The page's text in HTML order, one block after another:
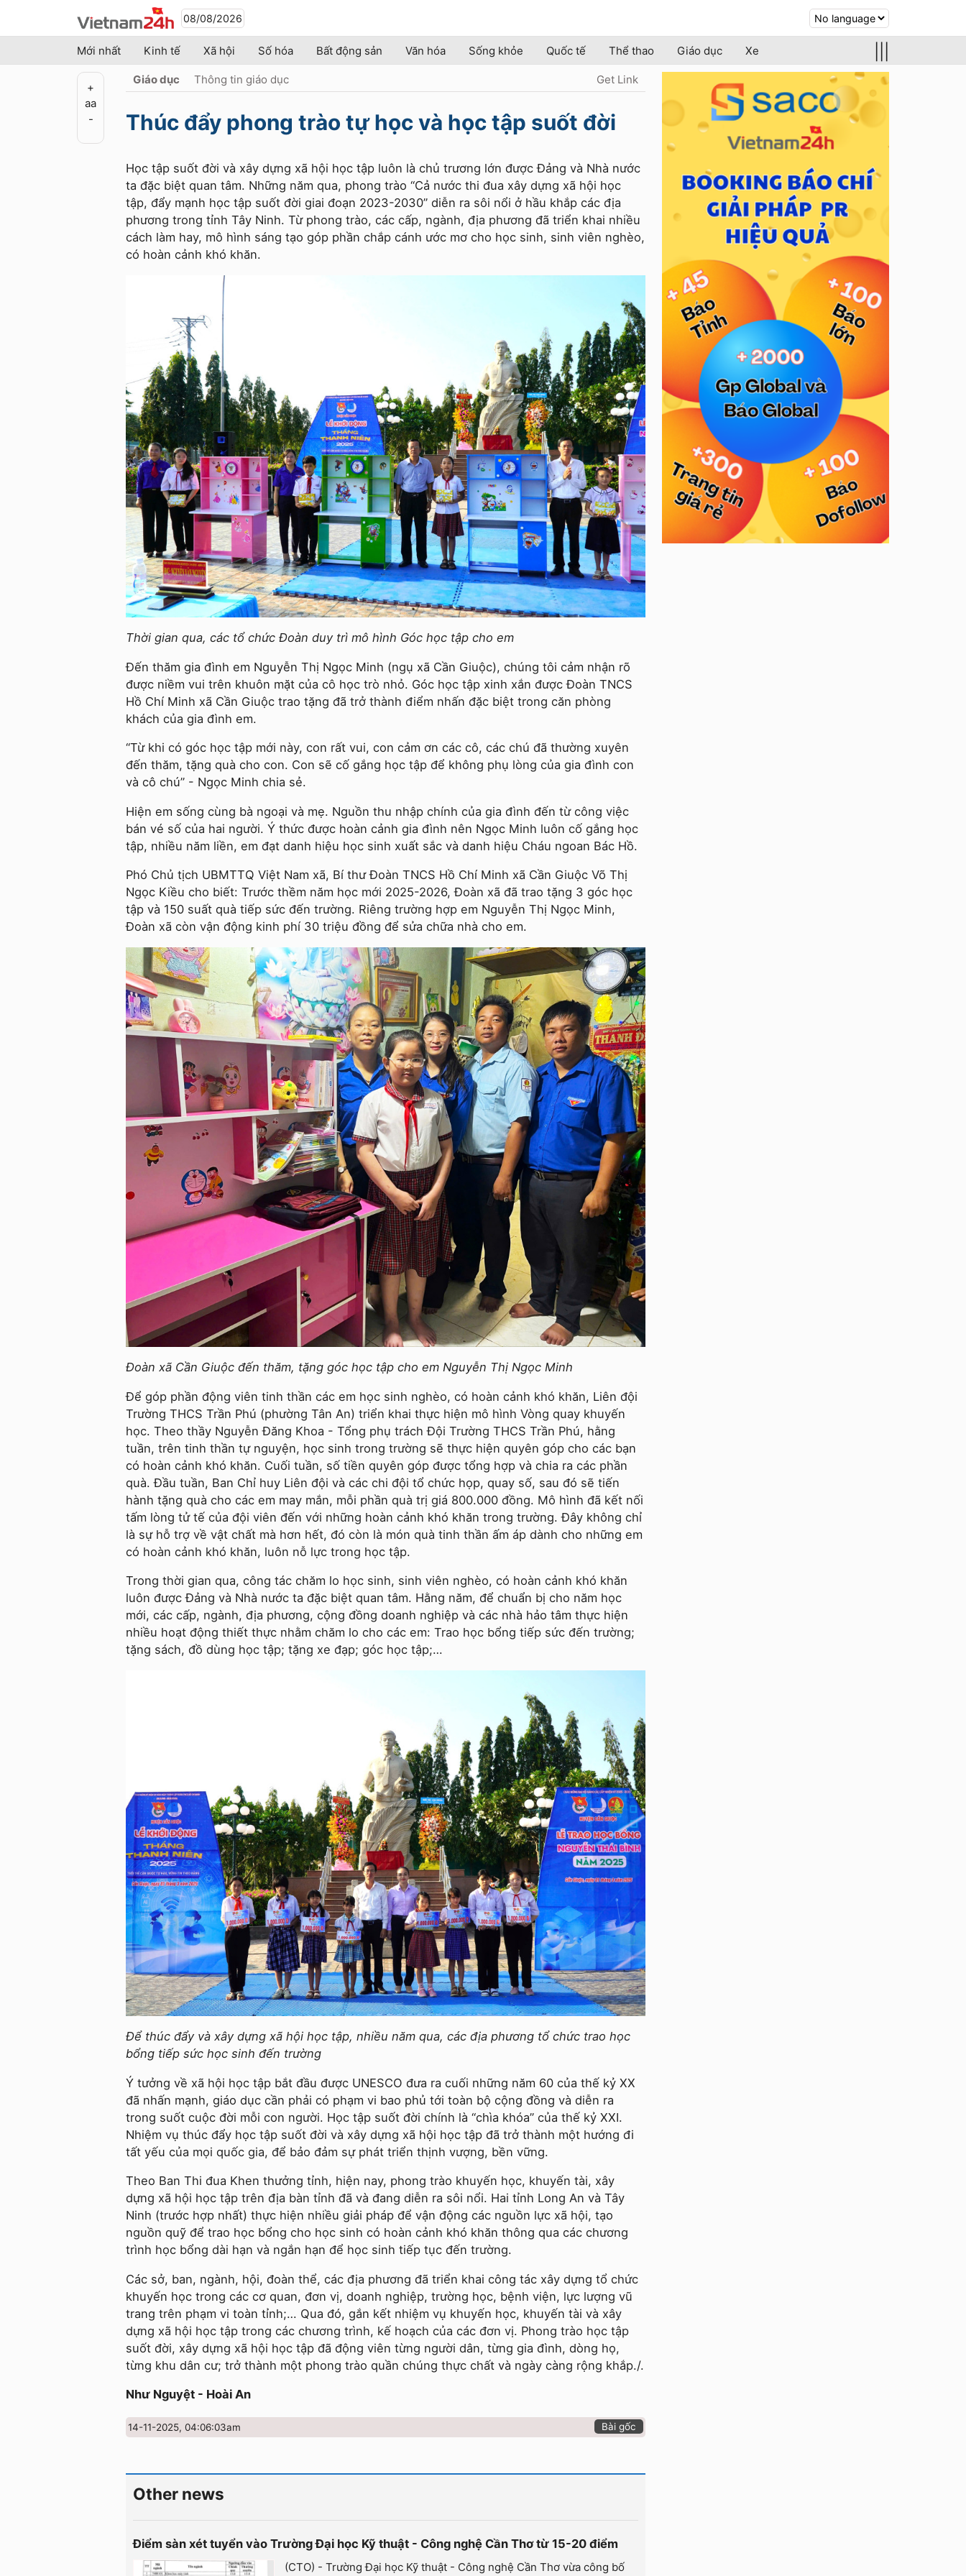
08/08/2026
Mới nhất Kinh tế Xã hội Số hóa Bất động sản Văn hóa Sống khỏe Quốc tế Thể thao Giáo dục Xe
+
aa
-
Giáo dục Thông tin giáo dục Get Link
Thúc đẩy phong trào tự học và học tập suốt đời
Học tập suốt đời và xây dựng xã hội học tập luôn là chủ trương lớn được Đảng và Nhà nước
ta đặc biệt quan tâm. Những năm qua, phong trào “Cả nước thi đua xây dựng xã hội học
tập, đẩy mạnh học tập suốt đời giai đoạn 2023-2030” diễn ra sôi nổi ở hầu khắp các địa
phương trong tỉnh Tây Ninh. Từ phong trào, các cấp, ngành, địa phương đã triển khai nhiều
cách làm hay, mô hình sáng tạo góp phần chắp cánh ước mơ cho học sinh, sinh viên nghèo,
có hoàn cảnh khó khăn.
Thời gian qua, các tổ chức Đoàn duy trì mô hình Góc học tập cho em
Đến thăm gia đình em Nguyễn Thị Ngọc Minh (ngụ xã Cần Giuộc), chúng tôi cảm nhận rõ
được niềm vui trên khuôn mặt của cô học trò nhỏ. Góc học tập xinh xắn được Đoàn TNCS
Hồ Chí Minh xã Cần Giuộc trao tặng đã trở thành điểm nhấn đặc biệt trong căn phòng
khách của gia đình em.
“Từ khi có góc học tập mới này, con rất vui, con cảm ơn các cô, các chú đã thường xuyên
đến thăm, tặng quà cho con. Con sẽ cố gắng học tập để không phụ lòng của gia đình con
và cô chú” - Ngọc Minh chia sẻ.
Hiện em sống cùng bà ngoại và mẹ. Nguồn thu nhập chính của gia đình đến từ công việc
bán vé số của hai người. Ý thức được hoàn cảnh gia đình nên Ngọc Minh luôn cố gắng học
tập, nhiều năm liền, em đạt danh hiệu học sinh xuất sắc và danh hiệu Cháu ngoan Bác Hồ.
Phó Chủ tịch UBMTTQ Việt Nam xã, Bí thư Đoàn TNCS Hồ Chí Minh xã Cần Giuộc Võ Thị
Ngọc Kiều cho biết: Trước thềm năm học mới 2025-2026, Đoàn xã đã trao tặng 3 góc học
tập và 150 suất quà tiếp sức đến trường. Riêng trường hợp em Nguyễn Thị Ngọc Minh,
Đoàn xã còn vận động kinh phí 30 triệu đồng để sửa chữa nhà cho em.
Đoàn xã Cần Giuộc đến thăm, tặng góc học tập cho em Nguyễn Thị Ngọc Minh
Để góp phần động viên tinh thần các em học sinh nghèo, có hoàn cảnh khó khăn, Liên đội
Trường THCS Trần Phú (phường Tân An) triển khai thực hiện mô hình Vòng quay khuyến
học. Theo thầy Nguyễn Đăng Khoa - Tổng phụ trách Đội Trường THCS Trần Phú, hằng
tuần, trên tinh thần tự nguyện, học sinh trong trường sẽ thực hiện quyên góp cho các bạn
có hoàn cảnh khó khăn. Cuối tuần, số tiền quyên góp được tổng hợp và chia ra các phần
quà. Đầu tuần, Ban Chỉ huy Liên đội và các chi đội tổ chức họp, quay số, sau đó sẽ tiến
hành tặng quà cho các em may mắn, mỗi phần quà trị giá 800.000 đồng. Mô hình đã kết nối
tấm lòng tử tế của đội viên đến với những hoàn cảnh khó khăn trong trường. Đây không chỉ
là sự hỗ trợ về vật chất mà hơn hết, đó còn là món quà tinh thần ấm áp dành cho những em
có hoàn cảnh khó khăn, luôn nỗ lực trong học tập.
Trong thời gian qua, công tác chăm lo học sinh, sinh viên nghèo, có hoàn cảnh khó khăn
luôn được Đảng và Nhà nước ta đặc biệt quan tâm. Hằng năm, để chuẩn bị cho năm học
mới, các cấp, ngành, địa phương, cộng đồng doanh nghiệp và các nhà hảo tâm thực hiện
nhiều hoạt động thiết thực nhằm chăm lo cho các em: Trao học bổng tiếp sức đến trường;
tặng sách, đồ dùng học tập; tặng xe đạp; góc học tập;…
Để thúc đẩy và xây dựng xã hội học tập, nhiều năm qua, các địa phương tổ chức trao học
bổng tiếp sức học sinh đến trường
Ý tưởng về xã hội học tập bắt đầu được UNESCO đưa ra cuối những năm 60 của thế kỷ XX
đã nhấn mạnh, giáo dục cần phải có phạm vi bao phủ tới toàn bộ cộng đồng và diễn ra
trong suốt cuộc đời mỗi con người. Học tập suốt đời chính là “chìa khóa” của thế kỷ XXI.
Nhiệm vụ thúc đẩy học tập suốt đời và xây dựng xã hội học tập đã trở thành một hướng đi
tất yếu của mọi quốc gia, để bảo đảm sự phát triển thịnh vượng, bền vững.
Theo Ban Thi đua Khen thưởng tỉnh, hiện nay, phong trào khuyến học, khuyến tài, xây
dựng xã hội học tập trên địa bàn tỉnh đã và đang diễn ra sôi nổi. Hai tỉnh Long An và Tây
Ninh (trước hợp nhất) thực hiện nhiều giải pháp để vận động các nguồn lực xã hội, tạo
nguồn quỹ để trao học bổng cho học sinh có hoàn cảnh khó khăn thông qua các chương
trình học bổng dài hạn và ngắn hạn để học sinh tiếp tục đến trường.
Các sở, ban, ngành, hội, đoàn thể, các địa phương đã triển khai công tác xây dựng tổ chức
khuyến học trong các cơ quan, đơn vị, doanh nghiệp, trường học, bệnh viện, lực lượng vũ
trang trên phạm vi toàn tỉnh;… Qua đó, gắn kết nhiệm vụ khuyến học, khuyến tài và xây
dựng xã hội học tập trong các chương trình, kế hoạch của các đơn vị. Phong trào học tập
suốt đời, xây dựng xã hội học tập đã động viên từng người dân, từng gia đình, dòng họ,
từng khu dân cư; trở thành một phong trào quần chúng thực chất và ngày càng rộng khắp./.
Như Nguyệt - Hoài An
14-11-2025, 04:06:03am Bài gốc
Other news
Điểm sàn xét tuyển vào Trường Đại học Kỹ thuật - Công nghệ Cần Thơ từ 15-20 điểm
(CTO) - Trường Đại học Kỹ thuật - Công nghệ Cần Thơ vừa công bố